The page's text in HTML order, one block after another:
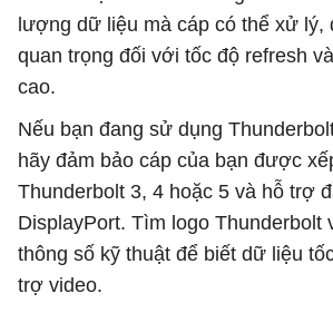
lượng dữ liệu mà cáp có thể xử lý,
quan trọng đối với tốc độ refresh
cao.
Nếu bạn đang sử dụng
hãy đảm bảo cáp của bạn được
Thunderbolt 3, 4 hoặc 5 và hỗ trợ
DisplayPort. Tìm logo Thunderbolt
thông số kỹ thuật để biết dữ liệu
trợ video.